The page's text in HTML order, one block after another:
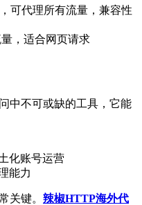
可代理所有流量，兼容性
量，适合网页请求
中不可或缺的工具，它能
化账号运营
能力
关键。 辣椒HTTP海外代